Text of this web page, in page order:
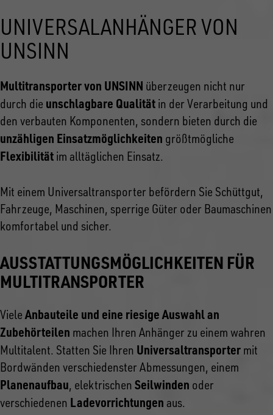
UNIVERSALANHÄNGER VON
UNSINN
Multitransporter von UNSINN überzeugen nicht nur
durch die unschlagbare Qualität in der Verarbeitung und
den verbauten Komponenten, sondern bieten durch die
unzähligen Einsatzmöglichkeiten größtmögliche
Flexibilität im alltäglichen Einsatz.
Mit einem Universaltransporter befördern Sie Schüttgut,
Fahrzeuge, Maschinen, sperrige Güter oder Baumaschinen
komfortabel und sicher.
AUSSTATTUNGSMÖGLICHKEITEN FÜR
MULTITRANSPORTER
Viele Anbauteile und eine riesige Auswahl an
Zubehörteilen machen Ihren Anhänger zu einem wahren
Multitalent. Statten Sie Ihren Universaltransporter mit
Bordwänden verschiedenster Abmessungen, einem
Planenaufbau, elektrischen Seilwinden oder
verschiedenen Ladevorrichtungen aus.